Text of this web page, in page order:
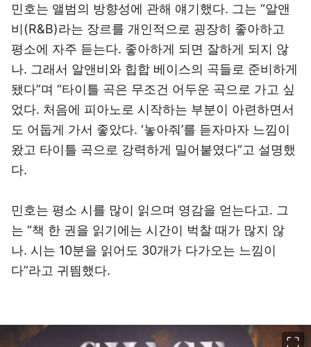
민호는 앨범의 방향성에 관해 얘기했다. 그는 “알앤
비(R&B)라는 장르를 개인적으로 굉장히 좋아하고
평소에 자주 듣는다. 좋아하게 되면 잘하게 되지 않
나. 그래서 알앤비와 힙합 베이스의 곡들로 준비하게
됐다”며 “타이틀 곡은 무조건 어두운 곡으로 가고 싶
었다. 처음에 피아노로 시작하는 부분이 아련하면서
도 어둡게 가서 좋았다. ‘놓아줘’를 듣자마자 느낌이
왔고 타이틀 곡으로 강력하게 밀어붙였다”고 설명했
다.
민호는 평소 시를 많이 읽으며 영감을 얻는다고. 그
는 “책 한 권을 읽기에는 시간이 벅찰 때가 많지 않
나. 시는 10분을 읽어도 30개가 다가오는 느낌이
다”라고 귀띔했다.